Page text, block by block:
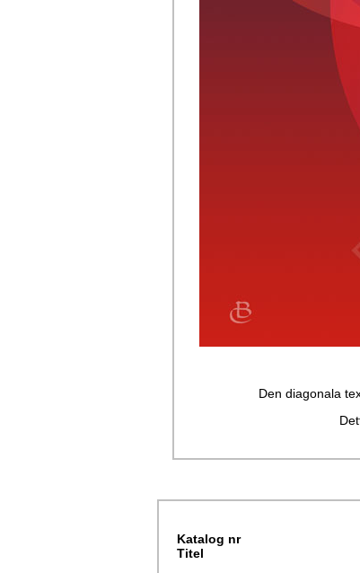
Den diagonala
Katalog nr
Titel